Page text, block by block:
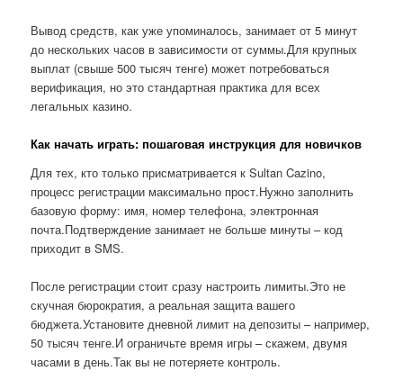
Вывод средств, как уже упоминалось, занимает от 5 минут
до нескольких часов в зависимости от суммы.Для крупных
выплат (свыше 500 тысяч тенге) может потребоваться
верификация, но это стандартная практика для всех
легальных казино.
Как начать играть: пошаговая инструкция для новичков
Для тех, кто только присматривается к Sultan Cazino,
процесс регистрации максимально прост.Нужно заполнить
базовую форму: имя, номер телефона, электронная
почта.Подтверждение занимает не больше минуты – код
приходит в SMS.
После регистрации стоит сразу настроить лимиты.Это не
скучная бюрократия, а реальная защита вашего
бюджета.Установите дневной лимит на депозиты – например,
50 тысяч тенге.И ограничьте время игры – скажем, двумя
часами в день.Так вы не потеряете контроль.